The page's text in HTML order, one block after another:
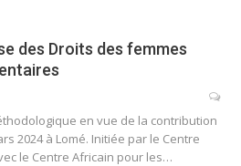
des Droits des femmes
en vue de la contribution
2024 à Lomé. Initiée par le Centre
le Centre Africain pour les…